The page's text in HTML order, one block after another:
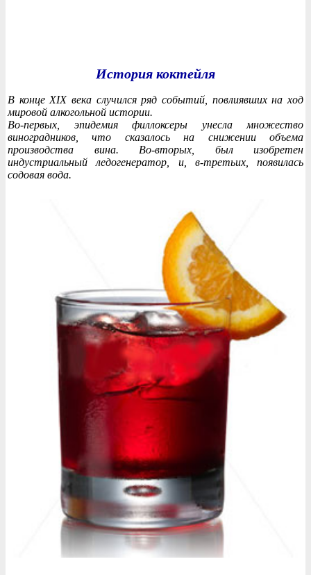
История коктейля
В конце XIX века случился ряд событий, повлиявших на ход
мировой алкогольной истории.
Во-первых, эпидемия филлоксеры унесла множество
виноградников, что сказалось на снижении объема
производства вина. Во-вторых, был изобретен
индустриальный ледогенератор, и, в-третьих, появилась
содовая вода.